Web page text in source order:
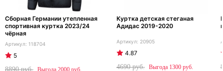
Сборная Германии утепленная
спортивная куртка 2023/24
чёрная
118704
5
8890
Куртка детская стеганая
Адидас 2019-2020
20905
4.87
4690
1300